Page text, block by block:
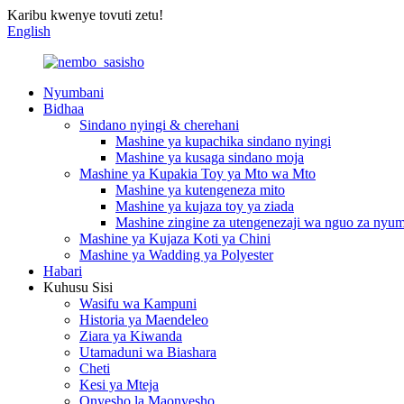
Karibu kwenye tovuti zetu!
English
Nyumbani
Bidhaa
Sindano nyingi & cherehani
Mashine ya kupachika sindano nyingi
Mashine ya kusaga sindano moja
Mashine ya Kupakia Toy ya Mto wa Mto
Mashine ya kutengeneza mito
Mashine ya kujaza toy ya ziada
Mashine zingine za utengenezaji wa nguo za
Mashine ya Kujaza Koti ya Chini
Mashine ya Wadding ya Polyester
Habari
Kuhusu Sisi
Wasifu wa Kampuni
Historia ya Maendeleo
Ziara ya Kiwanda
Utamaduni wa Biashara
Cheti
Kesi ya Mteja
Onyesho la Maonyesho